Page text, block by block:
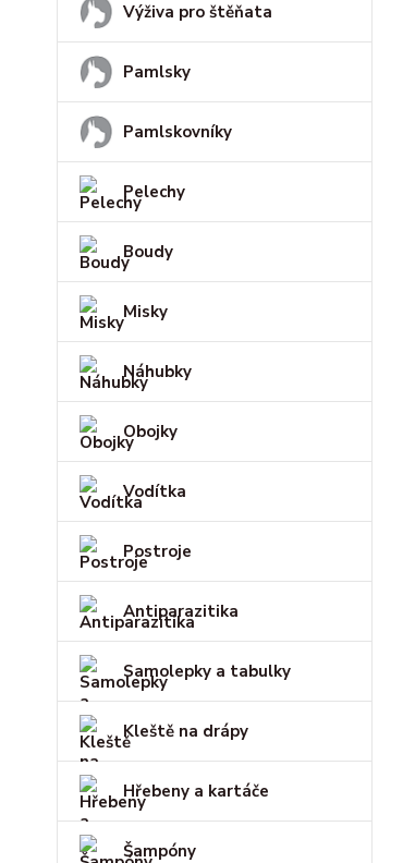
Výživa pro štěňata
Pamlsky
Pamlskovníky
Pelechy
Boudy
Misky
Náhubky
Obojky
Vodítka
Postroje
Antiparazitika
Samolepky a tabulky
Kleště na drápy
Hřebeny a kartáče
Šampóny